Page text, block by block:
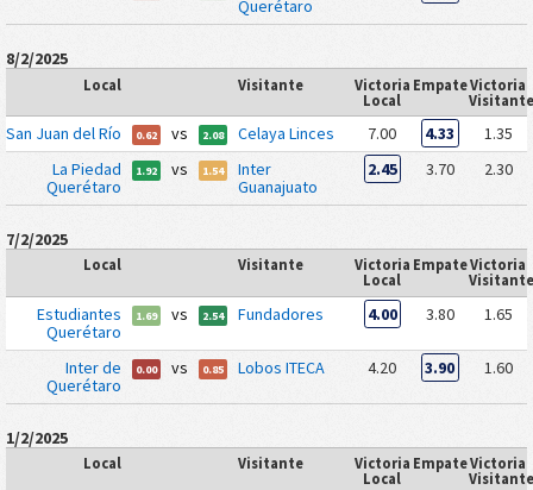
Querétaro
8/2/2025
Local Visitante
Victoria
Local
EmpateVictoria
San Juan del Río 0.62 vs 2.08 Celaya Linces 7.00 4.33
1.35
La Piedad
Querétaro
1.92 vs 1.54
Inter
Guanajuato
2.45 3.70 2.30
7/2/2025
Local Visitante
Victoria
Local
EmpateVictoria
Estudiantes
Querétaro
1.69 vs 2.54 Fundadores 4.00 3.80 1.65
Inter de
Querétaro
0.00 vs 0.85 Lobos ITECA 4.20 3.90 1.60
1/2/2025
Local Visitante
Victoria
Local
EmpateVictoria